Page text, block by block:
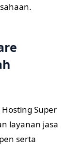
Super
layanan jasa
serta